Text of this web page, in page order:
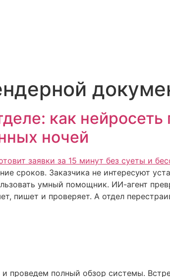
как нейросеть
ночей
сроков. Заказчика не интересуют
умный помощник. ИИ-агент
пишет и проверяет. А отдел
проведем полный обзор системы.